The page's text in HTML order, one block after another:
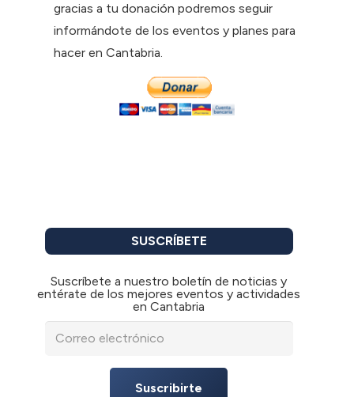
gracias a tu donación podremos seguir
informándote de los eventos y planes para
hacer en Cantabria.
SUSCRÍBETE
Suscríbete a nuestro boletín de noticias y
entérate de los mejores eventos y actividades
en Cantabria
Suscribirte